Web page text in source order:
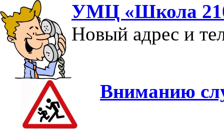
УМЦ «Школа
Новый адрес и
Вниманию